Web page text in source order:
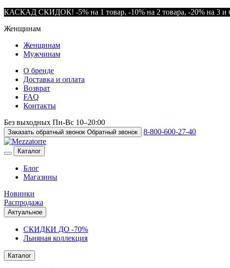
КАСКАД СКИДОК! -5% на 1 товар, -10% на 2 товара, -20% на 3 и
Женщинам
Женщинам
Мужчинам
О бренде
Доставка и оплата
Возврат
FAQ
Контакты
Без выходных Пн-Вс 10–20:00
Заказать обратный звонок Обратный звонок 8-800-600-27-40
Каталог
Блог
Магазины
Новинки
Распродажа
Актуальное
СКИДКИ ДО -70%
Льняная коллекция
Каталог